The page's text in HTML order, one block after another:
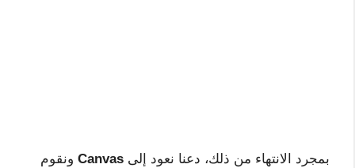
بمجرد الانتهاء من ذلك، دعنا نعود إلى Canvas ونقوم